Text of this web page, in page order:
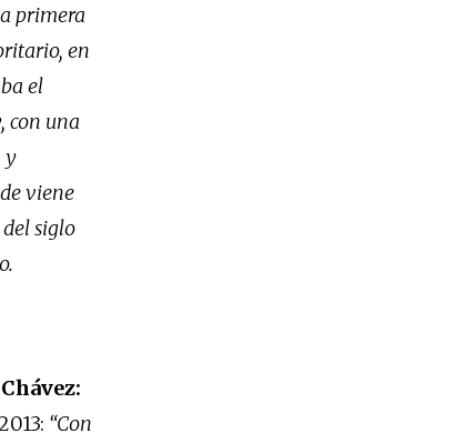
primera
en
el
con una
y
viene
siglo
“Con